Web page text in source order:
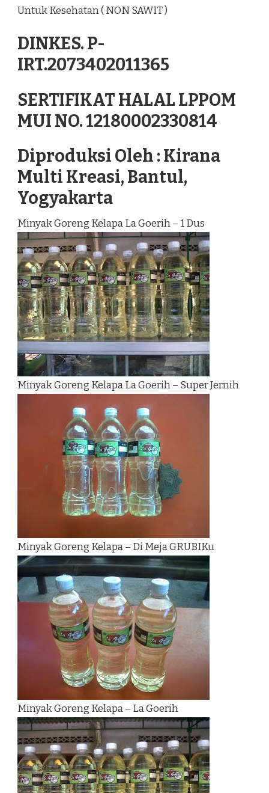
Untuk Kesehatan ( NON SAWIT )
DINKES. P-
IRT.2073402011365
SERTIFIKAT HALAL LPPOM
MUI NO. 12180002330814
Diproduksi Oleh : Kirana
Multi Kreasi, Bantul,
Yogyakarta
Minyak Goreng Kelapa La Goerih – 1 Dus
Minyak Goreng Kelapa La Goerih – Super Jernih
Minyak Goreng Kelapa – Di Meja GRUBIKu
Minyak Goreng Kelapa – La Goerih